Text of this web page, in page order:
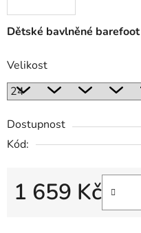
Dětské bavlněné
Velikost
Dostupnost
Kód:
1 659 Kč